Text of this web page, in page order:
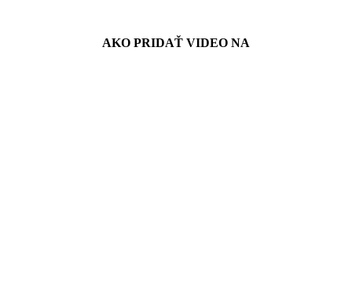
AKO PRIDAŤ VIDEO NA